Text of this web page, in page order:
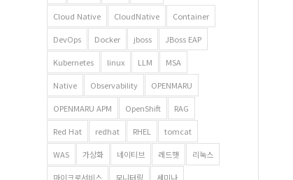
Cloud Native CloudNative Container
DevOps Docker jboss JBoss EAP
Kubernetes linux LLM MSA
Native Observability OPENMARU
OPENMARU APM OpenShift RAG
Red Hat redhat RHEL tomcat
WAS 가상화 네이티브 레드햇 리눅스
마이크로서비스 모니터링 세미나